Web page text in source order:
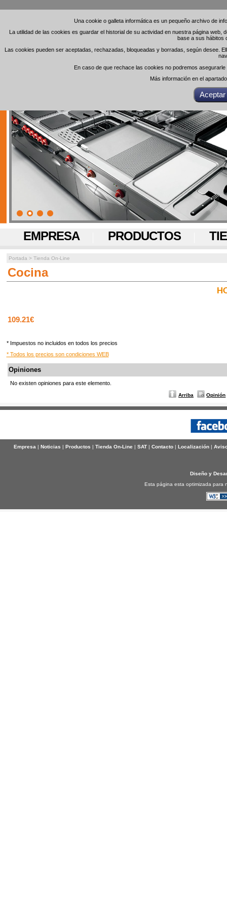
Una cookie o galleta informática es un pequeño archivo de
La utilidad de las cookies es guardar el historial de su actividad en nuestra página
base a sus hábitos
Las cookies pueden ser aceptadas, rechazadas, bloqueadas y borradas, según desee.
En caso de que rechace las cookies no podremos
Más información en el
Una cookie o galleta informática es un pequeño archivo de
La utilidad de las cookies es guardar el historial de su actividad en nuestra página
base a sus hábitos
Las cookies pueden ser aceptadas, rechazadas, bloqueadas y borradas, según desee.
En caso de que rechace las cookies no podremos
Más información en el
EMPRESA PRODUCTOS
Portada > Tienda On-Line
Cocina
109.21€
* Impuestos no incluidos en todos los precios
* Todos los precios son condiciones WEB
Opiniones
No existen opiniones para este elemento.
Arriba Opinión
Empresa| Noticias | Productos | Tienda On-Line | SAT| Contacto| Localización|
Diseño y
Esta página esta optimizada para